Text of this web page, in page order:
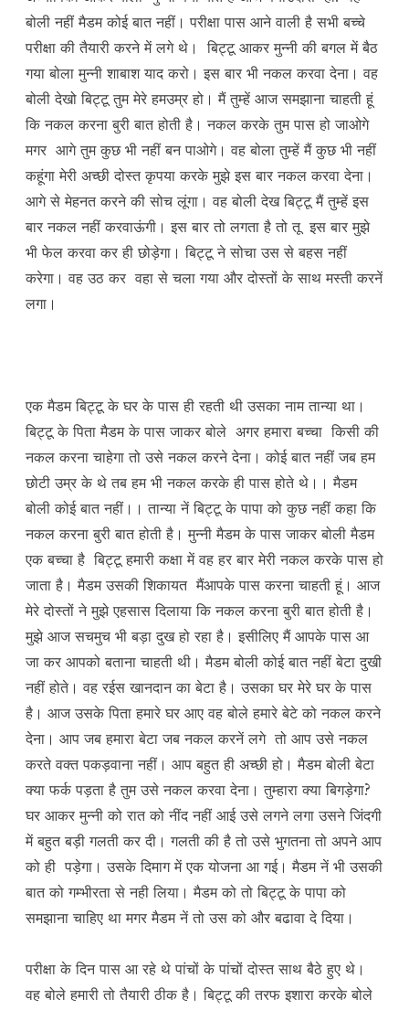
बोली नहीं मैडम कोई बात नहीं। परीक्षा पास आने वाली है सभी बच्चे
परीक्षा की तैयारी करने में लगे थे। बिट्टू आकर मुन्नी की बगल में बैठ
गया बोला मुन्नी शाबाश याद करो। इस बार भी नकल करवा देना। वह
बोली देखो बिट्टू तुम मेरे हमउम्र हो। मैं तुम्हें आज समझाना चाहती हूं
कि नकल करना बुरी बात होती है। नकल करके तुम पास हो जाओगे
मगर आगे तुम कुछ भी नहीं बन पाओगे। वह बोला तुम्हें मैं कुछ भी नहीं
कहूंगा मेरी अच्छी दोस्त कृपया करके मुझे इस बार नकल करवा देना।
आगे से मेहनत करने की सोच लूंगा। वह बोली देख बिट्टू मैं तुम्हें इस
बार नकल नहीं करवाऊंगी। इस बार तो लगता है तो तू इस बार मुझे
भी फेल करवा कर ही छोड़ेगा। बिट्टू ने सोचा उस से बहस नहीं
करेगा। वह उठ कर वहा से चला गया और दोस्तों के साथ मस्ती करनें
लगा।
एक मैडम बिट्टू के घर के पास ही रहती थी उसका नाम तान्या था।
बिट्टू के पिता मैडम के पास जाकर बोले अगर हमारा बच्चा किसी की
नकल करना चाहेगा तो उसे नकल करने देना। कोई बात नहीं जब हम
छोटी उम्र के थे तब हम भी नकल करके ही पास होते थे।। मैडम
बोली कोई बात नहीं।। तान्या नें बिट्टू के पापा को कुछ नहीं कहा कि
नकल करना बुरी बात होती है। मुन्नी मैडम के पास जाकर बोली मैडम
एक बच्चा है बिट्टू हमारी कक्षा में वह हर बार मेरी नकल करके पास हो
जाता है। मैडम उसकी शिकायत मैंआपके पास करना चाहती हूं। आज
मेरे दोस्तों ने मुझे एहसास दिलाया कि नकल करना बुरी बात होती है।
मुझे आज सचमुच भी बड़ा दुख हो रहा है। इसीलिए मैं आपके पास आ
जा कर आपको बताना चाहती थी। मैडम बोली कोई बात नहीं बेटा दुखी
नहीं होते। वह रईस खानदान का बेटा है। उसका घर मेरे घर के पास
है। आज उसके पिता हमारे घर आए वह बोले हमारे बेटे को नकल करने
देना। आप जब हमारा बेटा जब नकल करनें लगे तो आप उसे नकल
करते वक्त पकड़वाना नहीं। आप बहुत ही अच्छी हो। मैडम बोली बेटा
क्या फर्क पड़ता है तुम उसे नकल करवा देना। तुम्हारा क्या बिगड़ेगा?
घर आकर मुन्नी को रात को नींद नहीं आई उसे लगने लगा उसने जिंदगी
में बहुत बड़ी गलती कर दी। गलती की है तो उसे भुगतना तो अपने आप
को ही पड़ेगा। उसके दिमाग में एक योजना आ गई। मैडम नें भी उसकी
बात को गम्भीरता से नही लिया। मैडम को तो बिट्टू के पापा को
समझाना चाहिए था मगर मैडम नें तो उस को और बढावा दे दिया।
परीक्षा के दिन पास आ रहे थे पांचों के पांचों दोस्त साथ बैठे हुए थे।
वह बोले हमारी तो तैयारी ठीक है। बिट्टू की तरफ इशारा करके बोले